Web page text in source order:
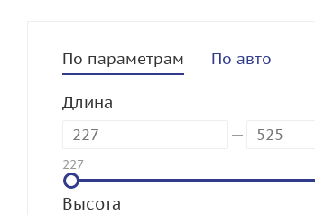
По параметрам По авто
Длина
227
Высота